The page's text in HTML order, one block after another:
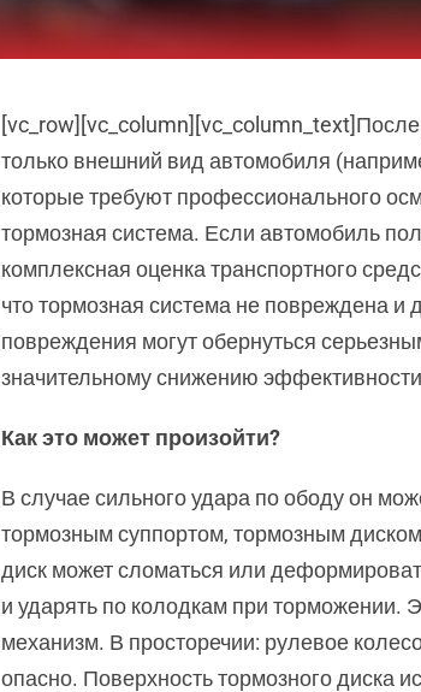
только внешний вид автомобиля
которые требуют профессионального
тормозная система. Если автомобиль
комплексная оценка транспортного
что тормозная система не повреждена
повреждения могут обернуться
значительному снижению
Как это может произойти?
В случае сильного удара по ободу он
тормозным суппортом, тормозным
диск может сломаться или
и ударять по колодкам при торможении.
механизм. В просторечии: рулевое
опасно. Поверхность тормозного диска